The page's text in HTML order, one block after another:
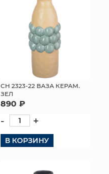
СН 2323-22 ВАЗА КЕРАМ.
ЗЕЛ
890 ₽
- +
В КОРЗИНУ